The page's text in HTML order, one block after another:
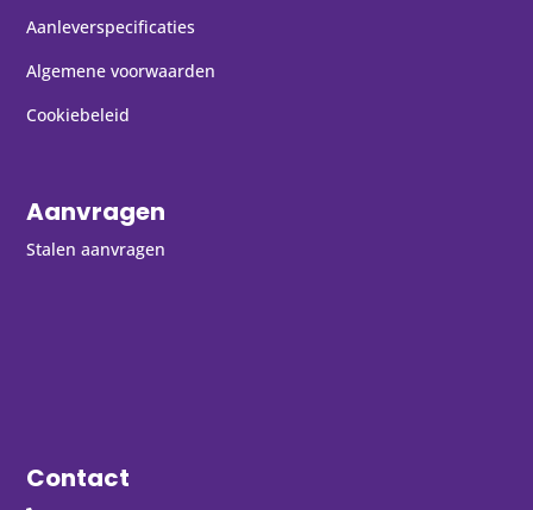
Aanleverspecificaties
Algemene voorwaarden
Cookiebeleid
Aanvragen
Stalen aanvragen
Contact